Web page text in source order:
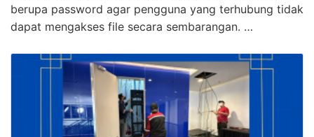
berupa password agar pengguna yang terhubung tidak
dapat mengakses file secara sembarangan. …